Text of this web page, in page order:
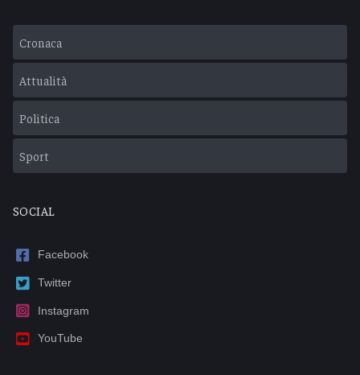
Cronaca
Attualità
Politica
Sport
SOCIAL
Facebook
Twitter
Instagram
YouTube